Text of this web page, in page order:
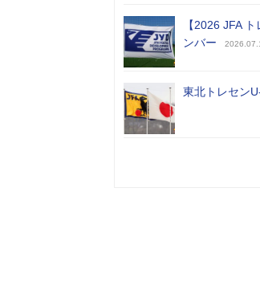
【2026 JFA
ンバー
東北トレセン